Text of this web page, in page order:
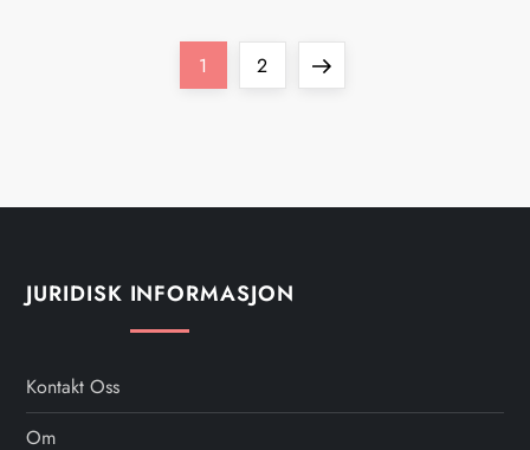
s
a
Page
1 Page
2
Next
JURIDISK INFORMASJON
Kontakt Oss
Om